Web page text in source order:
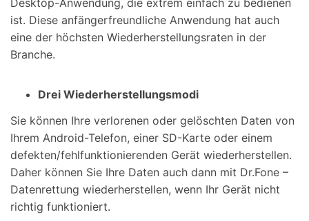
ist. Diese anfängerfreundliche Anwendung hat auch
eine der höchsten Wiederherstellungsraten in der
Branche.
Drei Wiederherstellungsmodi
Sie können Ihre verlorenen oder gelöschten Daten von
Ihrem Android-Telefon, einer SD-Karte oder einem
defekten/fehlfunktionierenden Gerät wiederherstellen.
Daher können Sie Ihre Daten auch dann mit Dr.Fone –
Datenrettung wiederherstellen, wenn Ihr Gerät nicht
richtig funktioniert.